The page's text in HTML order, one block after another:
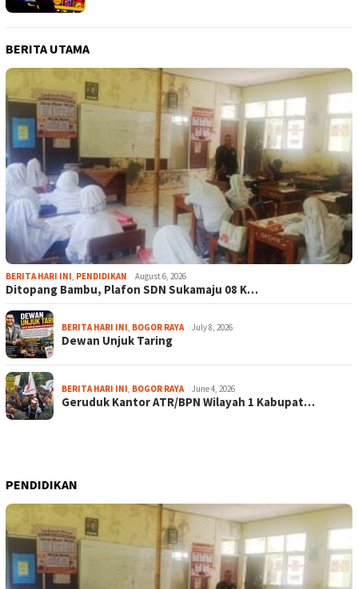
BERITA UTAMA
BERITA HARI INI, PENDIDIKAN August 6, 2026
Ditopang Bambu, Plafon SDN Sukamaju 08 K…
BERITA HARI INI, BOGOR RAYA July 8, 2026
Dewan Unjuk Taring
BERITA HARI INI, BOGOR RAYA June 4, 2026
Geruduk Kantor ATR/BPN Wilayah 1 Kabupat…
PENDIDIKAN